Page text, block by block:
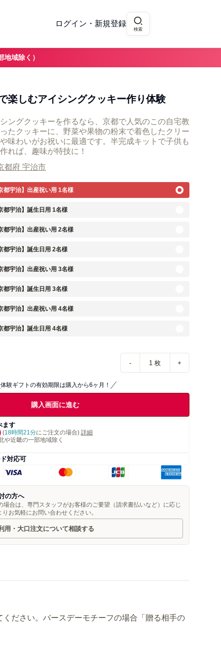
ログイン・新規登録
検索
域除く）
楽しむアイシングクッキー作り体験
ングクッキーを作るなら、京都で人気のこの自宅教
たクッキーに、野菜や果物の粉末で着色したクリー
味わいがお祝いに最適です。半完成キットで子供も
れば、趣味が特技に！
都府 宇治市
都宇治】出産祝い用 1名様
都宇治】誕生日用 1名様
都宇治】出産祝い用 2名様
都宇治】誕生日用 2名様
都宇治】出産祝い用 3名様
都宇治】誕生日用 3名様
都宇治】出産祝い用 4名様
都宇治】誕生日用 4名様
- 1 枚 +
体験ギフトの有効期限は購入から6ヶ月！
購入画面に進む
ます
(18時間21分にご注文の場合) 詳細
近畿の一部地域除く
対応可
の方へ
合は、専門スタッフがお客様のご要望（請求書払いなど）に応じ
お気軽にお問い合わせください。
用・大口注文について相談する
ださい。バースデーモチーフの場合「贈る相手の